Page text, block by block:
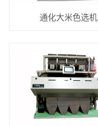
通化大米色选机